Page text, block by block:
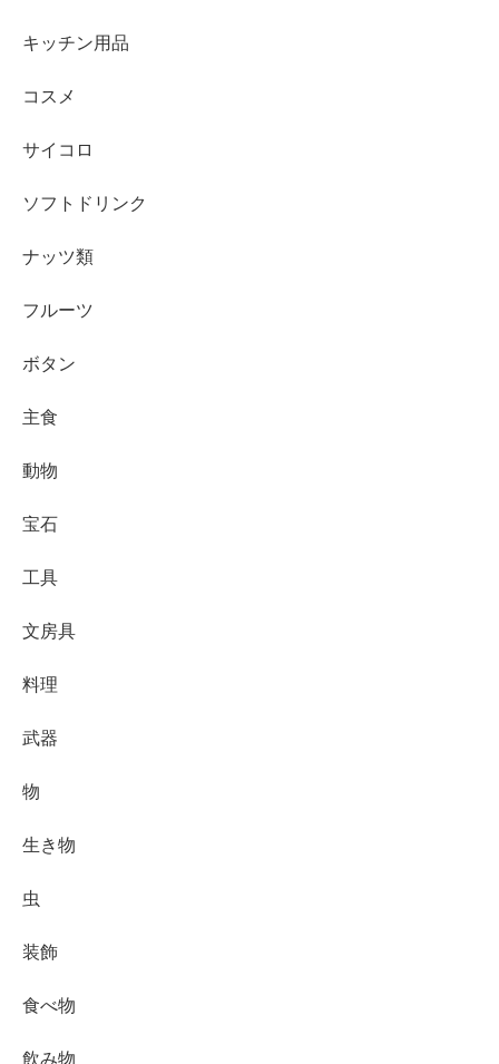
キッチン用品
コスメ
サイコロ
ソフトドリンク
ナッツ類
フルーツ
ボタン
主食
動物
宝石
工具
文房具
料理
武器
物
生き物
虫
装飾
食べ物
飲み物